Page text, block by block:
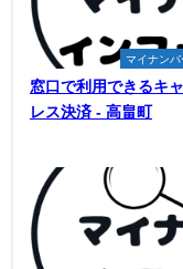
マイナン
窓口で利用できるキ
レス決済 - 高畠町